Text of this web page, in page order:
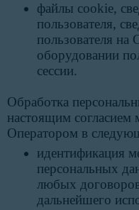
файлы cookie,
пользователя,
пользователя на
оборудовании
сессии.
Обработка
настоящим согласием
Оператором в
идентификация
персональных
любых
дальнейшего